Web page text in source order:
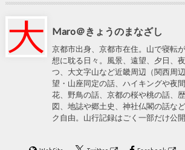
Maro＠きょうのまなざし
京都市出身、京都市在住。山で寝転
想に耽る日々。風景、遠望、夕日、
つ、大文字山など近畿周辺（関西周
望・山座同定の話、ハイキングや夜
花、野鳥の話、京都の桜や桃の話、
図、地誌や郷土史、神社仏閣の話な
ク自由。山行記録はごく一部だけ公開